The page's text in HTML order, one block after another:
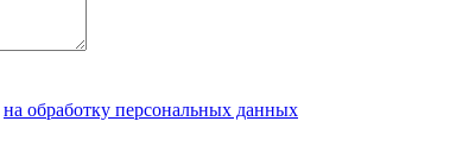
на обработку персональных данных